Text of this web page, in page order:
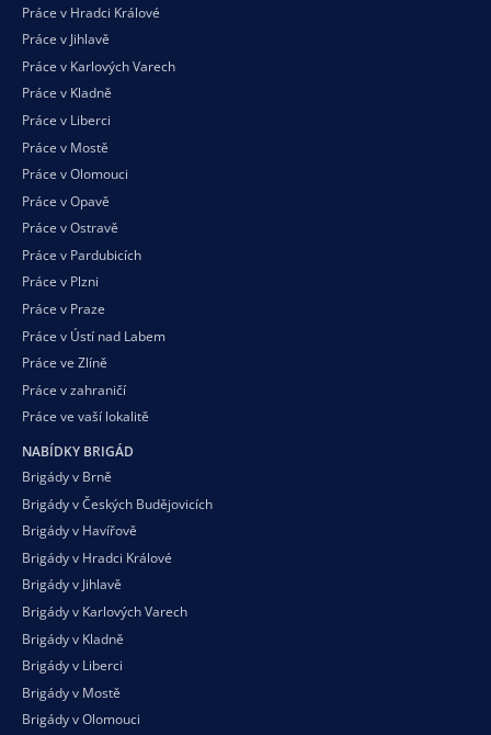
Práce v Hradci Králové
Práce v Jihlavě
Práce v Karlových Varech
Práce v Kladně
Práce v Liberci
Práce v Mostě
Práce v Olomouci
Práce v Opavě
Práce v Ostravě
Práce v Pardubicích
Práce v Plzni
Práce v Praze
Práce v Ústí nad Labem
Práce ve Zlíně
Práce v zahraničí
Práce ve vaší lokalitě
NABÍDKY BRIGÁD
Brigády v Brně
Brigády v Českých Budějovicích
Brigády v Havířově
Brigády v Hradci Králové
Brigády v Jihlavě
Brigády v Karlových Varech
Brigády v Kladně
Brigády v Liberci
Brigády v Mostě
Brigády v Olomouci